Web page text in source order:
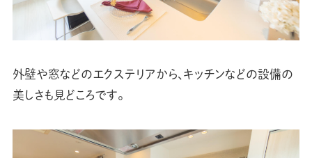
外壁や窓などのエクステリアから、キッチンなどの設備の
美しさも見どころです。